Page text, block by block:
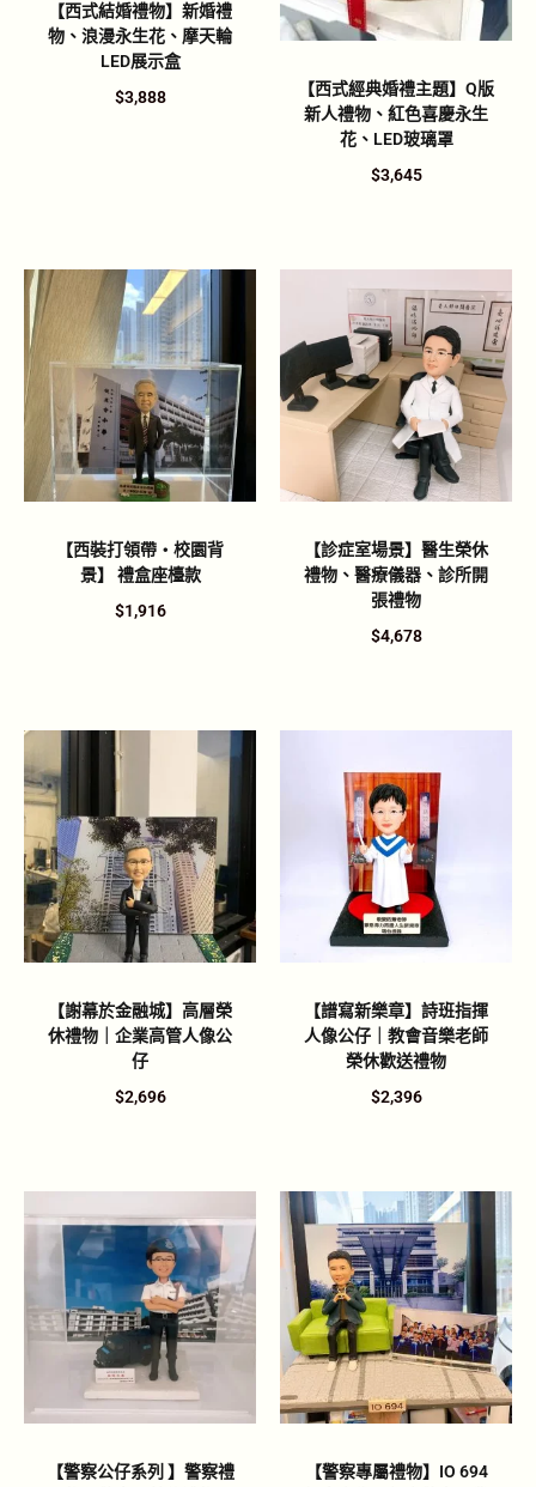
【西式結婚禮物】新婚禮
物、浪漫永生花、摩天輪
LED展示盒
$3,888
【西式經典婚禮主題】Q版
新人禮物、紅色喜慶永生
花、LED玻璃罩
$3,645
【西裝打領帶・校園背
景】 禮盒座檯款
$1,916
【診症室場景】醫生榮休
禮物、醫療儀器、診所開
張禮物
$4,678
【謝幕於金融城】高層榮
休禮物｜企業高管人像公
仔
$2,696
【譜寫新樂章】詩班指揮
人像公仔｜教會音樂老師
榮休歡送禮物
$2,396
【警察公仔系列 】警察禮
【警察專屬禮物】IO 694